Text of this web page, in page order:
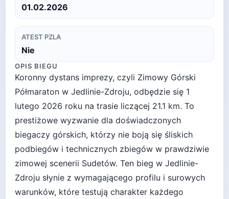
01.02.2026
ATEST PZLA
Nie
OPIS BIEGU
Koronny dystans imprezy, czyli Zimowy Górski
Półmaraton w Jedlinie-Zdroju, odbędzie się 1
lutego 2026 roku na trasie liczącej 21.1 km. To
prestiżowe wyzwanie dla doświadczonych
biegaczy górskich, którzy nie boją się śliskich
podbiegów i technicznych zbiegów w prawdziwie
zimowej scenerii Sudetów. Ten bieg w Jedlinie-
Zdroju słynie z wymagającego profilu i surowych
warunków, które testują charakter każdego